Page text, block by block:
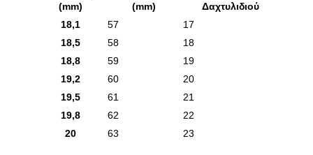
(mm)
(mm)
Δαχτυλιδιού
18,1
57
17
18,5
58
18
18,8
59
19
19,2
60
20
19,5
61
21
19,8
62
22
20
63 23